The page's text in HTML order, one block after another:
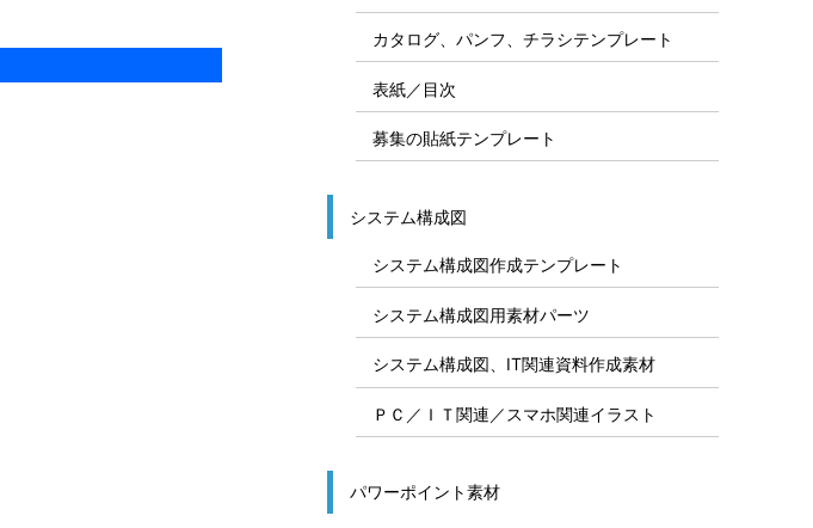
カタログ、パンフ、チラシテンプレート
表紙／目次
募集の貼紙テンプレート
システム構成図
システム構成図作成テンプレート
システム構成図用素材パーツ
システム構成図、IT関連資料作成素材
ＰＣ／ＩＴ関連／スマホ関連イラスト
パワーポイント素材